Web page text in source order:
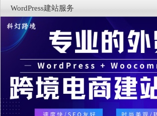
WordPress建站服务